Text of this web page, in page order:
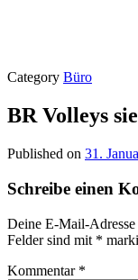
Category Büro
BR Volleys
Published on 31.
Schreibe einen
Deine E-Mail-
Felder sind mit *
Kommentar *